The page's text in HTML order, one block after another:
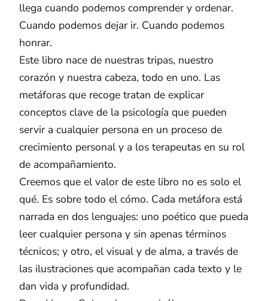
llega cuando podemos comprender y ordenar.
Cuando podemos dejar ir. Cuando podemos
honrar.
Este libro nace de nuestras tripas, nuestro
corazón y nuestra cabeza, todo en uno. Las
metáforas que recoge tratan de explicar
conceptos clave de la psicología que pueden
servir a cualquier persona en un proceso de
crecimiento personal y a los terapeutas en su rol
de acompañamiento.
Creemos que el valor de este libro no es solo el
qué. Es sobre todo el cómo. Cada metáfora está
narrada en dos lenguajes: uno poético que pueda
leer cualquier persona y sin apenas términos
técnicos; y otro, el visual y de alma, a través de
las ilustraciones que acompañan cada texto y le
dan vida y profundidad.